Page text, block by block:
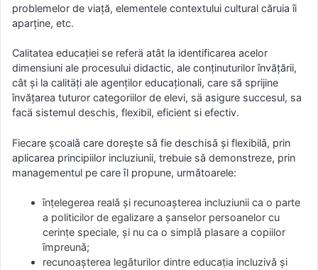
problemelor de viaţă, elementele contextului cultural căruia îi
aparţine, etc.
Calitatea educaţiei se referä atât la identificarea acelor
dimensiuni ale procesului didactic, ale conţinuturilor învăţării,
cât și la calitäţi ale agenţilor educaţionali, care să sprijine
învăţarea tuturor categoriilor de elevi, sä asigure succesul, sa
facä sistemul deschis, flexibil, eficient si efectiv.
Fiecare şcoalǎ care doreşte sǎ fie deschisǎ şi flexibilǎ, prin
aplicarea principiilor incluziunii, trebuie sǎ demonstreze, prin
managementul pe care ȋl propune, urmǎtoarele:
ȋnṭelegerea realǎ şi recunoaşterea incluziunii ca o parte
a politicilor de egalizare a şanselor persoanelor cu
cerinṭe speciale, şi nu ca o simplǎ plasare a copiilor
ȋmpreunǎ;
recunoaşterea legǎturilor dintre educaṭia incluzivǎ şi